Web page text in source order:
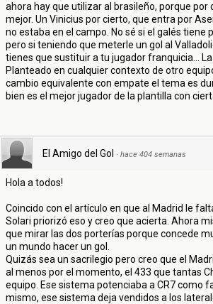
ahora hay que utilizar al brasileño, porque por
mejor. Un Vinicius por cierto, que entra por
no estaba en el campo. No sé si el galés tiene
pero si teniendo que meterle un gol al
tienes que sustituir a tu jugador franquicia...
Planteado en cualquier contexto de otro
cambio equivalente con empate el tema es
bien es el mejor jugador de la plantilla con
El Amigo del Gol · hace 404 semanas
Hola a todos!
Coincido con el artículo en que al Madrid le
Solari priorizó eso y creo que acierta. Ahora
que mirar las dos porterías porque concede
un mundo hacer un gol.
Quizás sea un sacrilegio pero creo que el
al menos por el momento, el 433 que tantas
equipo. Ese sistema potenciaba a CR7 como
mismo, ese sistema deja vendidos a los